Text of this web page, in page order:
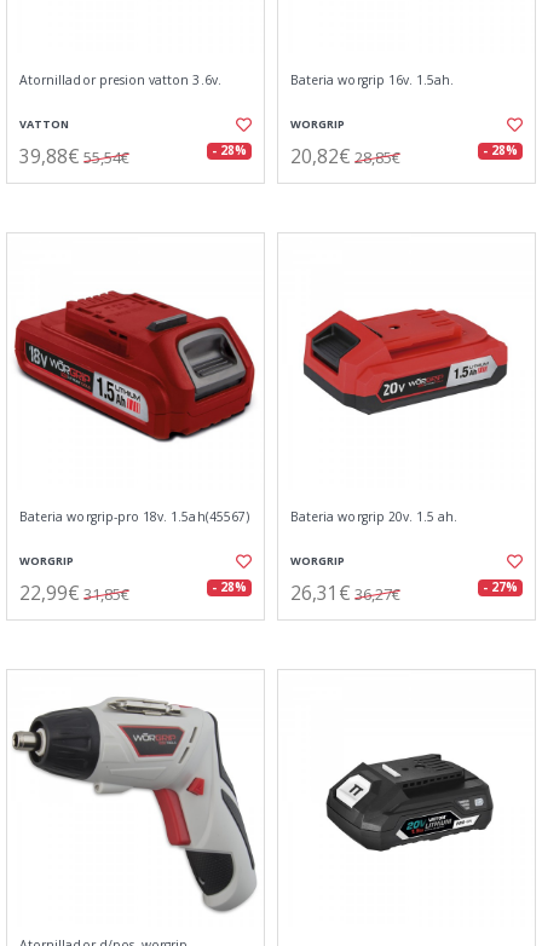
Atornillador presion vatton 3.6v.
VATTON
39,88€ 55,54€ - 28%
Bateria worgrip 16v. 1.5ah.
WORGRIP
20,82€ 28,85€ - 28%
Bateria worgrip-pro 18v. 1.5ah(45567)
WORGRIP
22,99€ 31,85€ - 28%
Bateria worgrip 20v. 1.5 ah.
WORGRIP
26,31€ 36,27€ - 27%